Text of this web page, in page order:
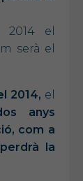
el
serà el
2014, el
anys
com a
la